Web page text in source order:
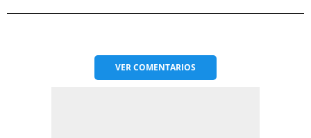
VERCOMENTARIOS